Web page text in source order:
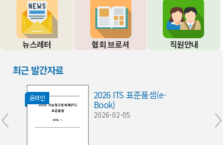
뉴스레터 협회 브로셔 직원안내
최근 발간자료
온라인
2026 ITS 표준품셈(e-
Book)
2026-02-05